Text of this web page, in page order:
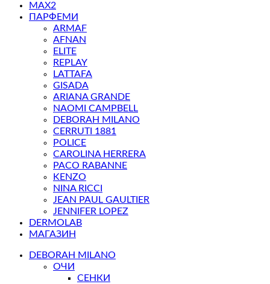
MAX2
ПАРФЕМИ
ARMAF
AFNAN
ELITE
REPLAY
LATTAFA
GISADA
ARIANA GRANDE
NAOMI CAMPBELL
DEBORAH MILANO
CERRUTI 1881
POLICE
CAROLINA HERRERA
PACO RABANNE
KENZO
NINA RICCI
JEAN PAUL GAULTIER
JENNIFER LOPEZ
DERMOLAB
МАГАЗИН
DEBORAH MILANO
ОЧИ
СЕНКИ